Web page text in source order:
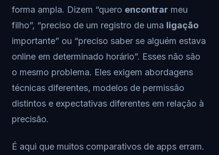
forma ampla. Dizem “quero encontrar meu
filho”, “preciso de um registro de uma ligação
importante” ou “preciso saber se alguém estava
online em determinado horário”. Esses não são
o mesmo problema. Eles exigem abordagens
técnicas diferentes, modelos de permissão
distintos e expectativas diferentes em relação à
precisão.
É aqui que muitos comparativos de apps erram.